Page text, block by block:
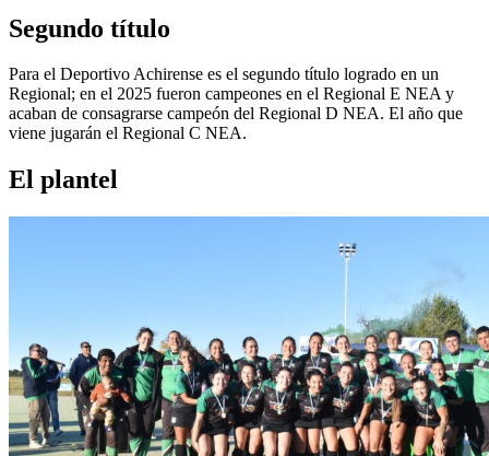
Segundo título
Para el Deportivo Achirense es el segundo título logrado en un
Regional; en el 2025 fueron campeones en el Regional E NEA y
acaban de consagrarse campeón del Regional D NEA. El año que
viene jugarán el Regional C NEA.
El plantel